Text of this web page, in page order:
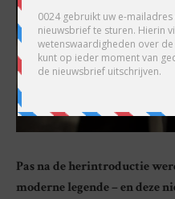
Pas na de herintroductie
moderne legende – en deze